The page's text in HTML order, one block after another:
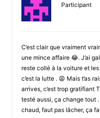
Participant
C’est clair que vraiment
une mince affaire 😂. J’ai
reste collé à la voiture et
c’est la lutte . 😩 Mais t’as
arrives, c’est trop gratifiant
testé aussi, ça change tout
chaud, faut pas lâcher, ça